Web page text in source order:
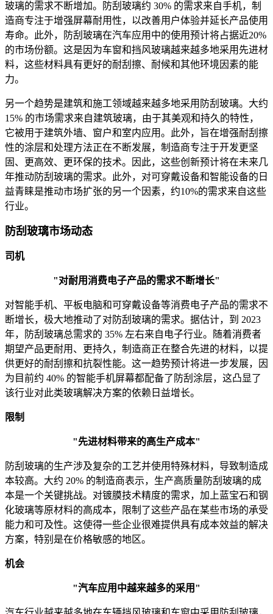
玻璃的需求不断增加。防刮玻璃约 30% 的需求来自手机，制
造商专注于增强屏幕耐用性，以改善用户体验并延长产品使用
寿命。此外，防刮玻璃在汽车应用中的使用预计将占据近20%
的市场份额。这是因为车窗和挡风玻璃越来越多地采用先进材
料，这些材料具有更好的耐刮擦、耐候和其他环境因素的能
力。
另一个趋势是建筑和施工领域越来越多地采用防刮玻璃。大约
15% 的市场需求来自建筑玻璃，由于其美观和持久的特性，
它被用于建筑外墙、窗户和室内应用。此外，旨在增强耐刮擦
性的涂层和处理方法正在不断发展，制造商专注于开发更坚
固、更高效、更环保的技术。因此，这些创新预计将在未来几
年推动防刮玻璃的需求。此外，对可穿戴设备和智能设备的日
益青睐是推动市场扩张的另一个因素，约10%的需求来自这些
行业。
防刮玻璃市场动态
司机
"对耐用消费电子产品的需求不断增长"
对智能手机、平板电脑和可穿戴设备等消费电子产品的需求不
断增长，极大地推动了对防刮玻璃的需求。据估计，到 2023
年，防刮玻璃总需求的 35% 左右来自电子行业。随着消费者
期望产品更耐用、更持久，制造商正在整合先进的材料，以提
供更好的耐刮擦和抗裂性能。这一趋势预计将进一步发展，因
为目前约 40% 的智能手机屏幕都配备了防刮涂层，这凸显了
该行业对此类玻璃解决方案的依赖日益增长。
限制
"先进材料带来的高生产成本"
防刮玻璃的生产涉及复杂的工艺并使用特殊材料，导致制造成
本较高。大约 20% 的制造商表示，生产高质量防刮玻璃的成
本是一个关键挑战。对镀膜技术精度的需求，加上蓝宝石和钢
化玻璃等原材料的高成本，限制了这些产品在某些市场的承受
能力和可及性。这使得一些企业很难提供具有成本效益的解决
方案，特别是在价格敏感的地区。
机会
"汽车应用中越来越多的采用"